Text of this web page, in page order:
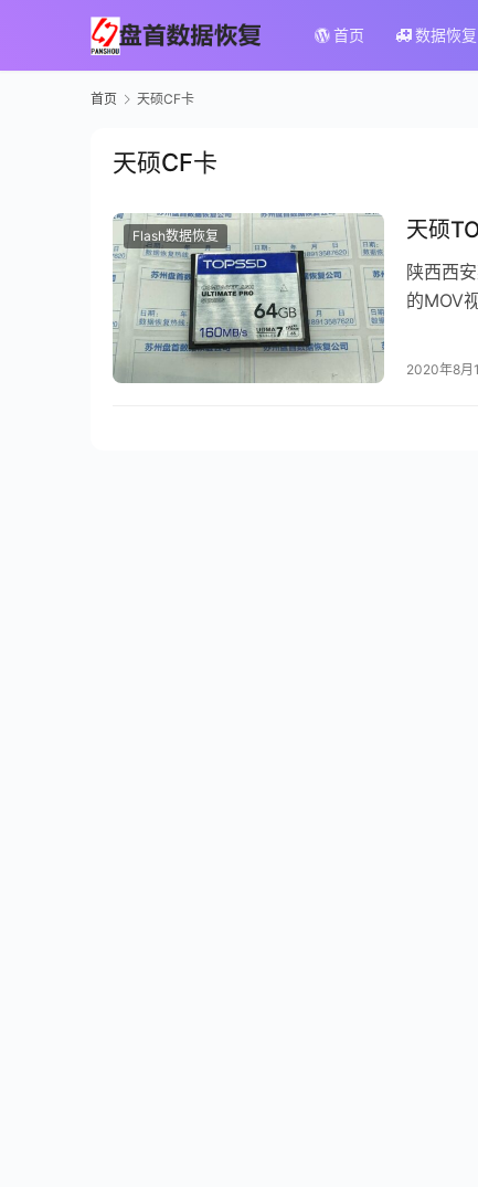
首页 数据恢复
首页 天硕CF卡
天硕CF卡
Flash数据恢复 天硕
陕西西
的MOV
2020年8月